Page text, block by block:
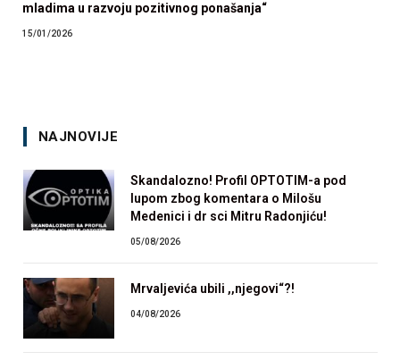
mladima u razvoju pozitivnog ponašanja“
15/01/2026
NAJNOVIJE
Skandalozno! Profil OPTOTIM-a pod
lupom zbog komentara o Milošu
Medenici i dr sci Mitru Radonjiću!
05/08/2026
Mrvaljevića ubili ,,njegovi“?!
04/08/2026